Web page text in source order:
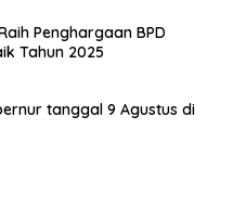
Penghargaan BPD
Tahun 2025
tanggal 9 Agustus di